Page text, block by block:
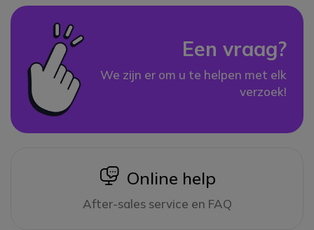
Een vraag?
We zijn er om u te helpen met elk
verzoek!
icon
Online help
After-sales service en FAQ